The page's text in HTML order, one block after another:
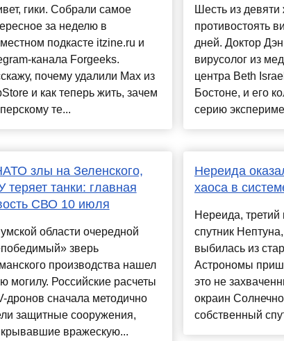
гики. Собрали самое
за неделю в
подкасте itzine.ru и
канала Forgeeks.
почему удалили Max из
и как теперь жить, зачем
те...
злы на Зеленского,
теряет танки: главная
СВО 10 июля
области очередной
зверь
производства нашел
могилу. Российские расчеты
дронов сначала методично
защитные сооружения,
вражескую...
Шесть из
противостоять
дней. Доктор
вирусолог из
центра Beth
Бостоне, и его
серию
Нереида
хаоса в
Нереида, третий
спутник
выбилась из
Астрономы
это не
окраин
собственный